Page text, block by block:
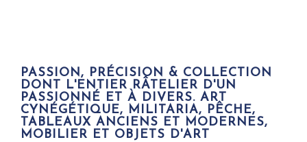
PASSION, PRÉCISION & COLLECTION
DONT L'ENTIER RÂTELIER D'UN
PASSIONNÉ ET À DIVERS. ART
CYNÉGÉTIQUE, MILITARIA, PÊCHE,
TABLEAUX ANCIENS ET MODERNES,
MOBILIER ET OBJETS D'ART